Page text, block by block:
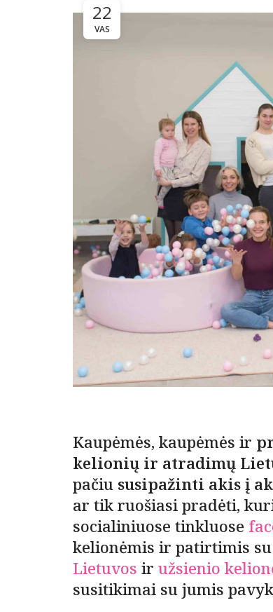
22
VAS
Kaupėmės, kaupėmės ir
kelionių ir atradimų
pačiu susipažinti akis į
ar tik ruošiasi pradėti,
socialiniuose tinkluose
kelionėmis ir patirtimis
Lietuvos ir užsienio
susitikimai su jumis